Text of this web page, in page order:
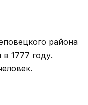
района
1777 году.